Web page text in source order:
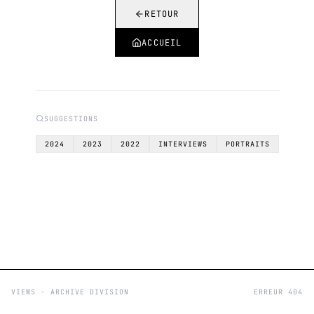
RETOUR
ACCUEIL
SUGGESTIONS
2024 2023 2022 INTERVIEWS PORTRAITS
VIEWS - ARCHIVE DIVISION ERREUR 404